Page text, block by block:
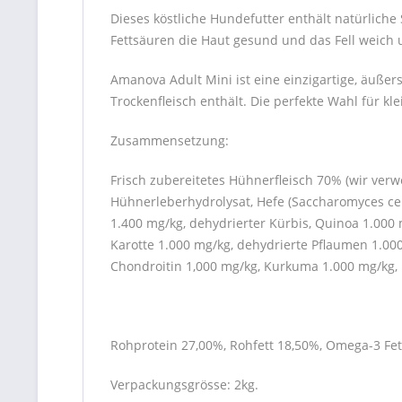
Dieses köstliche Hundefutter enthält natürliche
Fettsäuren die Haut gesund und das Fell
Amanova Adult Mini ist eine einzigartige,
Trockenfleisch enthält. Die perfekte Wahl für
Zusammensetzung:
Frisch zubereitetes Hühnerfleisch 70% (wir
Hühnerleberhydrolysat, Hefe (Saccharomyces
1.400 mg/kg, dehydrierter Kürbis, Quinoa
Karotte 1.000 mg/kg, dehydrierte Pflaumen
Chondroitin 1,000 mg/kg, Kurkuma 1.000 mg/
Rohprotein 27,00%, Rohfett 18,50%, Omega-3
Verpackungsgrösse: 2kg.